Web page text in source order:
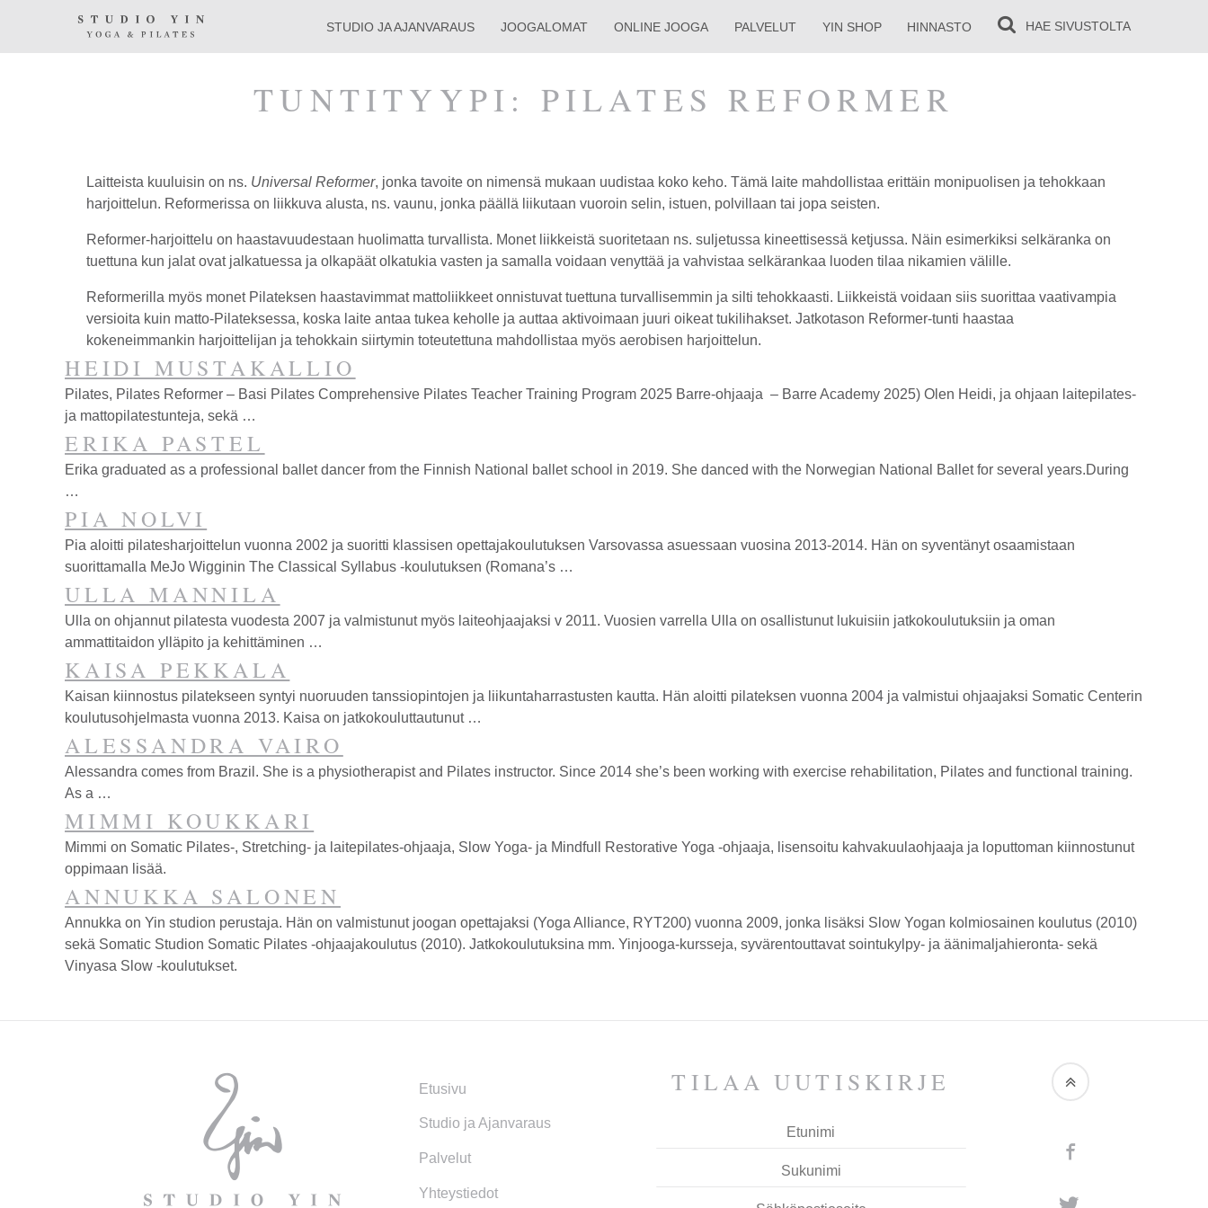
Studio
Studio
Yin
kokonaisvaltaiseen
erikoistunut
jooga-
ja
Pilates-
studio
Kauniaisissa
keskellä
Espoota.
HAE SIVUSTOLTA
STUDIO JA AJAN­VARAUS JOOGALOMAT ONLINE JOOGA PALVELUT YIN SHOP HINNASTO
TUNTITYYPI: PILATES REFORMER
Laitteista kuuluisin on ns. Universal Reformer, jonka tavoite on nimensä mukaan uudistaa koko keho. Tämä laite mahdollistaa erittäin monipuolisen ja tehokkaan
harjoittelun. Reformerissa on liikkuva alusta, ns. vaunu, jonka päällä liikutaan vuoroin selin, istuen, polvillaan tai jopa seisten.
Reformer-harjoittelu on haastavuudestaan huolimatta turvallista. Monet liikkeistä suoritetaan ns. suljetussa kineettisessä ketjussa. Näin esimerkiksi selkäranka on
tuettuna kun jalat ovat jalkatuessa ja olkapäät olkatukia vasten ja samalla voidaan venyttää ja vahvistaa selkärankaa luoden tilaa nikamien välille.
Reformerilla myös monet Pilateksen haastavimmat mattoliikkeet onnistuvat tuettuna turvallisemmin ja silti tehokkaasti. Liikkeistä voidaan siis suorittaa vaativampia
versioita kuin matto-Pilateksessa, koska laite antaa tukea keholle ja auttaa aktivoimaan juuri oikeat tukilihakset. Jatkotason Reformer-tunti haastaa
kokeneimmankin harjoittelijan ja tehokkain siirtymin toteutettuna mahdollistaa myös aerobisen harjoittelun.
HEIDI MUSTAKALLIO
Pilates, Pilates Reformer – Basi Pilates Comprehensive Pilates Teacher Training Program 2025 Barre-ohjaaja – Barre Academy 2025) Olen Heidi, ja ohjaan laitepilates-
ja mattopilatestunteja, sekä …
ERIKA PASTEL
Erika graduated as a professional ballet dancer from the Finnish National ballet school in 2019. She danced with the Norwegian National Ballet for several years.During
…
PIA NOLVI
Pia aloitti pilatesharjoittelun vuonna 2002 ja suoritti klassisen opettajakoulutuksen Varsovassa asuessaan vuosina 2013-2014. Hän on syventänyt osaamistaan
suorittamalla MeJo Wigginin The Classical Syllabus -koulutuksen (Romana’s …
ULLA MANNILA
Ulla on ohjannut pilatesta vuodesta 2007 ja valmistunut myös laiteohjaajaksi v 2011. Vuosien varrella Ulla on osallistunut lukuisiin jatkokoulutuksiin ja oman
ammattitaidon ylläpito ja kehittäminen …
KAISA PEKKALA
Kaisan kiinnostus pilatekseen syntyi nuoruuden tanssi­opintojen ja liikunta­harrastusten kautta. Hän aloitti pilateksen vuonna 2004 ja valmistui ohjaajaksi Somatic Centerin
koulutus­ohjelmasta vuonna 2013. Kaisa on jatko­kouluttautunut …
ALESSANDRA VAIRO
Alessandra comes from Brazil. She is a physiotherapist and Pilates instructor. Since 2014 she’s been working with exercise rehabilitation, Pilates and functional training.
As a …
MIMMI KOUKKARI
Mimmi on Somatic Pilates-, Stretching- ja laitepilates-ohjaaja, Slow Yoga- ja Mindfull Restorative Yoga -ohjaaja, lisensoitu kahvakuulaohjaaja ja loputtoman kiinnostunut
oppimaan lisää.
ANNUKKA SALONEN
Annukka on Yin studion perustaja. Hän on valmistunut joogan opettajaksi (Yoga Alliance, RYT200) vuonna 2009, jonka lisäksi Slow Yogan kolmiosainen koulutus (2010)
sekä Somatic Studion Somatic Pilates -ohjaajakoulutus (2010). Jatkokoulutuksina mm. Yinjooga-kursseja, syvärentouttavat sointukylpy- ja äänimaljahieronta- sekä
Vinyasa Slow -koulutukset.
STUDIO
YIN
STUDIO
YIN
ON
Etusivu
Studio ja Ajan­varaus
Palvelut
Yhteys­tiedot
TILAA UUTIS­KIRJE